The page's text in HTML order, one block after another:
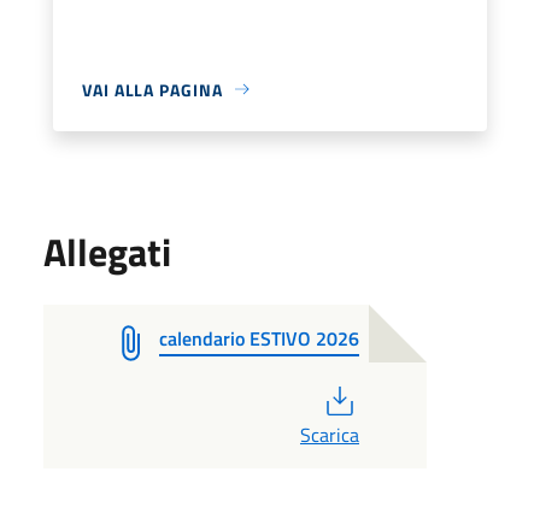
VAI ALLA PAGINA
Allegati
calendario ESTIVO 2026
Scarica